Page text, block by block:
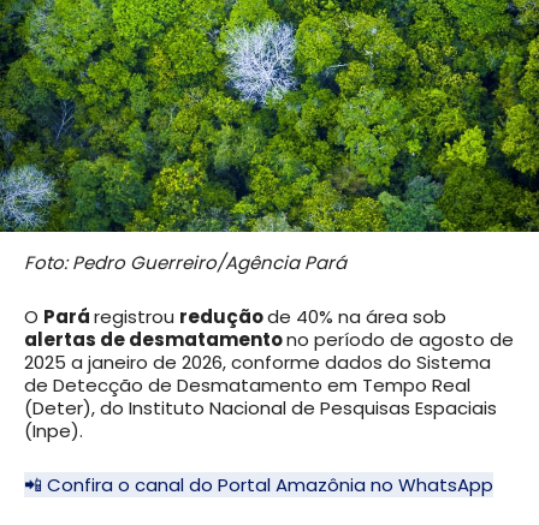
Foto: Pedro Guerreiro/Agência Pará
O Paráregistrou reduçãode 40% na área sob
alertas de desmatamentono período de agosto de
2025 a janeiro de 2026, conforme dados do Sistema
de Detecção de Desmatamento em Tempo Real
(Deter), do Instituto Nacional de Pesquisas Espaciais
(Inpe).
📲 Confira o canal do Portal Amazônia no WhatsApp